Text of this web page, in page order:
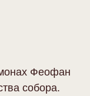
Феофан
собора.